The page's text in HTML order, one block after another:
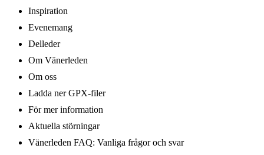
Inspiration
Evenemang
Delleder
Om Vänerleden
Om oss
Ladda ner GPX-filer
För mer information
Aktuella störningar
Vänerleden FAQ: Vanliga frågor och svar